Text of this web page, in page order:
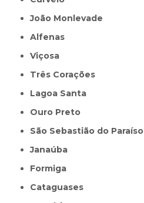
João Monlevade
Alfenas
Viçosa
Três Corações
Lagoa Santa
Ouro Preto
São Sebastião do Paraíso
Janaúba
Formiga
Cataguases